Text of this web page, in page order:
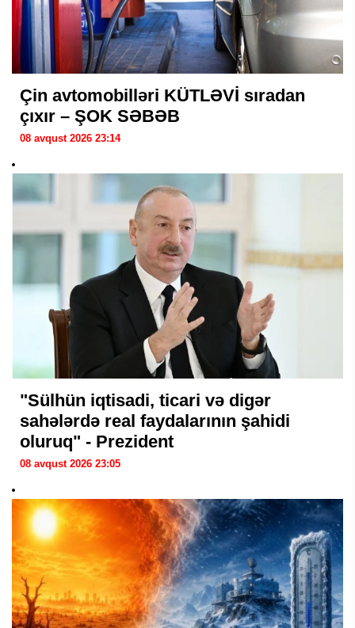
Çin avtomobilləri KÜTLƏVİ sıradan
çıxır – ŞOK SƏBƏB
08 avqust 2026 23:14
"Sülhün iqtisadi, ticari və digər
sahələrdə real faydalarının şahidi
oluruq" - Prezident
08 avqust 2026 23:05